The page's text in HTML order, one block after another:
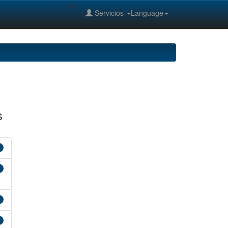
Language
Servicios
--%>